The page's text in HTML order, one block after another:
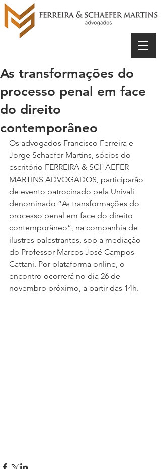
As transformações do
processo penal em face
do direito
contemporâneo
Os advogados Francisco Ferreira e
Jorge Schaefer Martins, sócios do
escritório FERREIRA & SCHAEFER
MARTINS ADVOGADOS, participarão
de evento patrocinado pela Univali
denominado “As transformações do
processo penal em face do direito
contemporâneo”, na companhia de
ilustres palestrantes, sob a mediação
do Professor Marcos José Campos
Cattani. Por plataforma online, o
encontro ocorrerá no dia 26 de
novembro próximo, a partir das 14h.